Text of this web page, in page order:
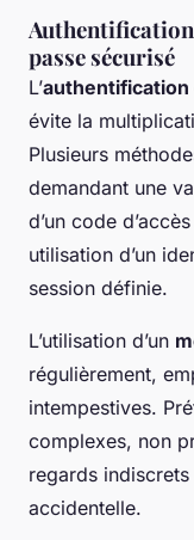
passe sécurisé
L’
évite la
Plusieurs
demandant une
d’un code
utilisation d’un
session définie.
L’utilisation d’un
régulièrement,
intempestives.
complexes, non
regards
accidentelle.